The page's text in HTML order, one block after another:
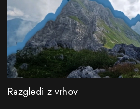
Razgledi z vrhov